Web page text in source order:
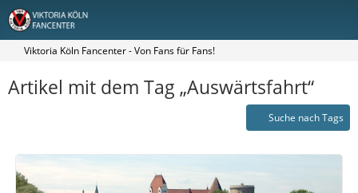
Viktoria Köln Fancenter - Von Fans für Fans!
Artikel mit dem Tag „Auswärtsfahrt“
Suche nach Tags